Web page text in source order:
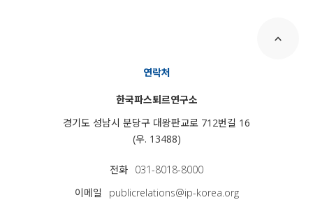
연락처
한국파스퇴르연구소
경기도 성남시 분당구 대왕판교로 712번길 16
(우. 13488)
전화 031-8018-8000
이메일
publicrelations@ip-korea.org